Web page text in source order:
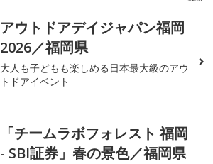
アウトドアデイジャパン福岡
2026／福岡県
大人も子どもも楽しめる日本最大級のアウ
トドアイベント
「チームラボフォレスト 福岡
- SBI証券」春の景色／福岡県